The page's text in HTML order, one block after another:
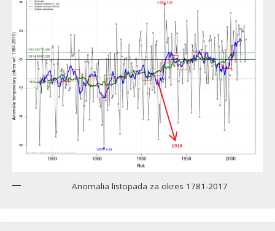
Anomalia listopada za okres 1781-2017